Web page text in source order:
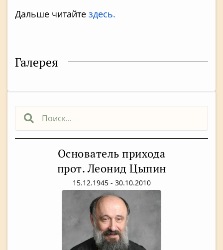
Основатель прихода
прот. Леонид Цыпин
15.12.1945 - 30.10.2010
Дальше читайте здесь.
Галерея